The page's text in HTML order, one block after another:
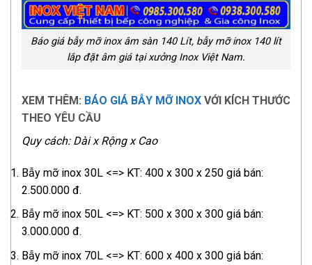
Báo giá bẫy mỡ inox âm sàn 140 Lít, bẫy mỡ inox 140 lít
lắp đặt âm giá tại xưởng Inox Việt Nam.
XEM THÊM: BÁO GIÁ BẪY MỠ INOX VỚI KÍCH THƯỚC
THEO YÊU CẦU
Quy cách: Dài x Rộng x Cao
Bẫy mỡ inox 30L <=> KT: 400 x 300 x 250 giá bán:
2.500.000 đ.
Bẫy mỡ inox 50L <=> KT: 500 x 300 x 300 giá bán:
3.000.000 đ.
Bẫy mỡ inox 70L <=> KT: 600 x 400 x 300 giá bán: